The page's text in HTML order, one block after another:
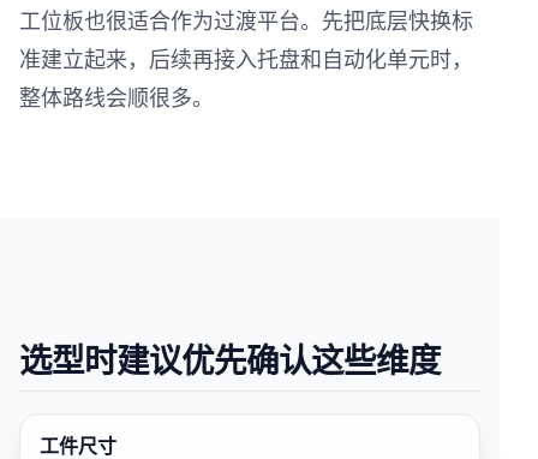
工位板也很适合作为过渡平台。先把底层快换标
准建立起来，后续再接入托盘和自动化单元时，
整体路线会顺很多。
选型时建议优先确认这些维度
工件尺寸